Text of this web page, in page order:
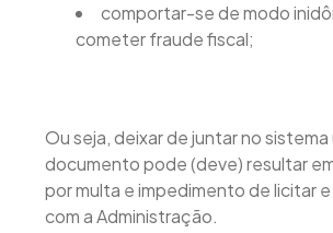
comportar-se de modo
cometer fraude fiscal;
Ou seja, deixar de juntar no sistema
documento pode (deve) resultar
por multa e impedimento de licitar
com a Administração.